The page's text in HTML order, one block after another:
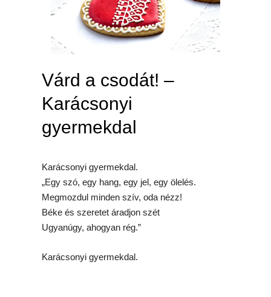
Várd a csodát! –
Karácsonyi
gyermekdal
Karácsonyi gyermekdal.
„Egy szó, egy hang, egy jel, egy ölelés.
Megmozdul minden szív, oda nézz!
Béke és szeretet áradjon szét
Ugyanúgy, ahogyan rég.”
Karácsonyi gyermekdal.